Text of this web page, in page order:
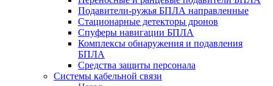
Подавители-ружья БПЛА направленные
Стационарные детекторы дронов
Спуферы навигации БПЛА
Комплексы обнаружения и подавления
БПЛА
Средства защиты персонала
Системы кабельной связи